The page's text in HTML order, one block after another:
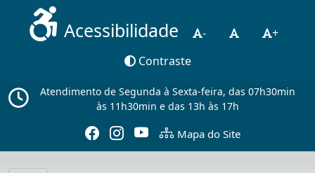
Acessibilidade -
+
Contraste
Atendimento de Segunda à Sexta-feira, das 07h30min
às 11h30min e das 13h às 17h
Mapa do Site